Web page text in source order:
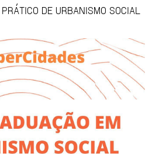
DE URBANISMO SOCIAL